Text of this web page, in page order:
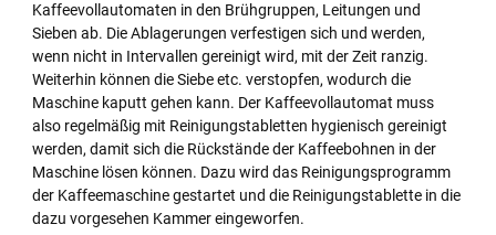
Kaffeevollautomaten in den Brühgruppen, Leitungen und
Sieben ab. Die Ablagerungen verfestigen sich und werden,
wenn nicht in Intervallen gereinigt wird, mit der Zeit ranzig.
Weiterhin können die Siebe etc. verstopfen, wodurch die
Maschine kaputt gehen kann. Der Kaffeevollautomat muss
also regelmäßig mit Reinigungstabletten hygienisch gereinigt
werden, damit sich die Rückstände der Kaffeebohnen in der
Maschine lösen können. Dazu wird das Reinigungsprogramm
der Kaffeemaschine gestartet und die Reinigungstablette in die
dazu vorgesehen Kammer eingeworfen.